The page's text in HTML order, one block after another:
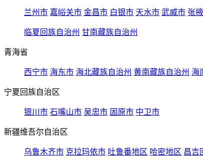
兰州市 嘉峪关市 金昌市 白银市 天水市 武威市 张
临夏回族自治州 甘南藏族自治州
青海省
西宁市 海东市 海北藏族自治州 黄南藏族自治州 海
宁夏回族自治区
银川市 石嘴山市 吴忠市 固原市 中卫市
新疆维吾尔自治区
乌鲁木齐市 克拉玛依市 吐鲁番地区 哈密地区 昌吉